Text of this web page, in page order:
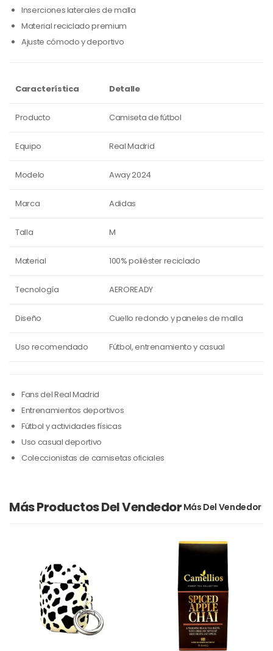
Inserciones laterales de malla
Material reciclado premium
Ajuste cómodo y deportivo
Característica Detalle
Producto Camiseta de fútbol
Equipo Real Madrid
Modelo Away 2024
Marca Adidas
Talla M
Material 100% poliéster reciclado
Tecnología AEROREADY
Diseño Cuello redondo y paneles de malla
Uso recomendado Fútbol, entrenamiento y casual
Fans del Real Madrid
Entrenamientos deportivos
Fútbol y actividades físicas
Uso casual deportivo
Coleccionistas de camisetas oficiales
Más Productos Del Vendedor